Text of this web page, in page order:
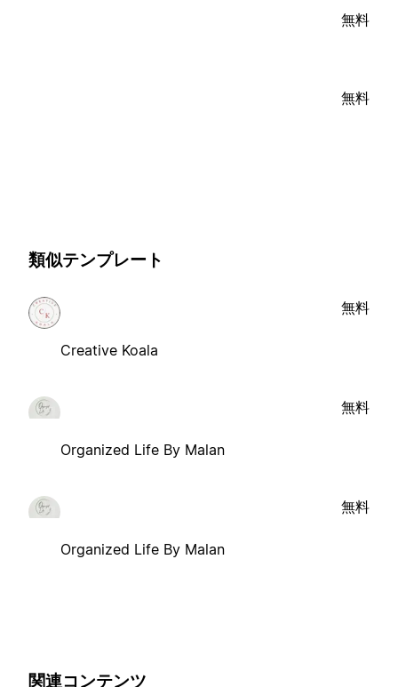
無料
無料
類似テンプレート
Creative Koala
無料
Organized Life By Malan
無料
Organized Life By Malan
無料
関連コンテンツ